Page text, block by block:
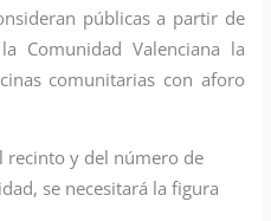
públicas a partir de
Comunidad Valenciana la
comunitarias con aforo
recinto y del número de
se necesitará la figura